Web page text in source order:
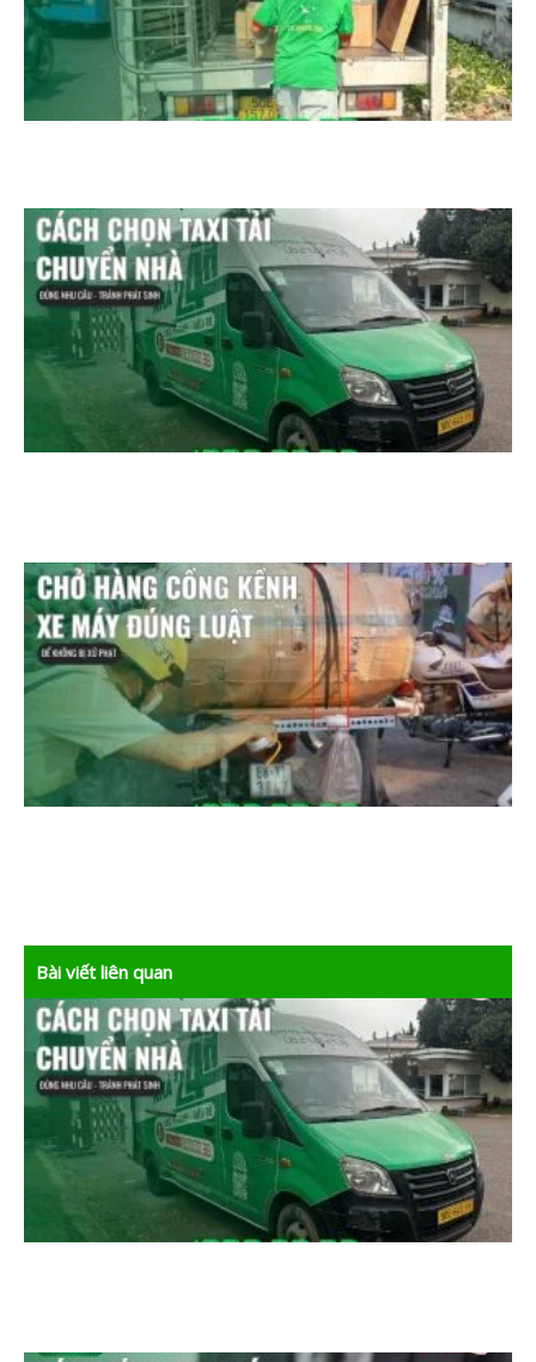
Bài viết liên quan